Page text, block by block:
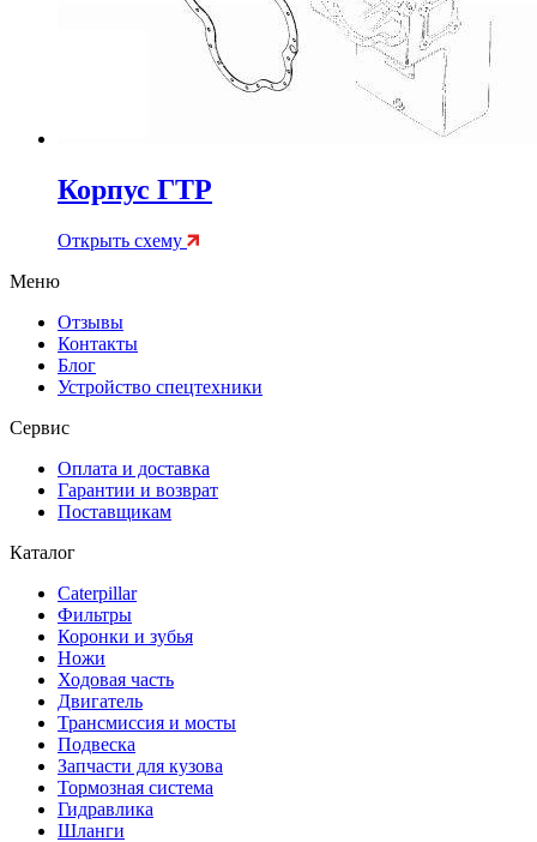
Корпус ГТР
Открыть схему
Меню
Отзывы
Контакты
Блог
Устройство спецтехники
Сервис
Оплата и доставка
Гарантии и возврат
Поставщикам
Каталог
Caterpillar
Фильтры
Коронки и зубья
Ножи
Ходовая часть
Двигатель
Трансмиссия и мосты
Подвеска
Запчасти для кузова
Тормозная система
Гидравлика
Шланги